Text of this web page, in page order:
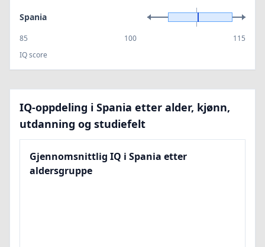
Spania
85 100
115
IQ score
IQ-oppdeling i Spania etter alder, kjønn,
utdanning og studiefelt
Gjennomsnittlig IQ i Spania etter
aldersgruppe